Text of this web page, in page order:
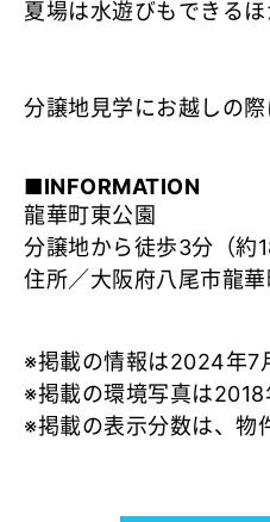
夏場は水遊びもできる
分譲地見学にお越しの
■INFORMATION
龍華町東公園
分譲地から徒歩3分（約
住所／大阪府八尾市龍
※掲載の情報は2024年7
※掲載の環境写真は
※掲載の表示分数は、物